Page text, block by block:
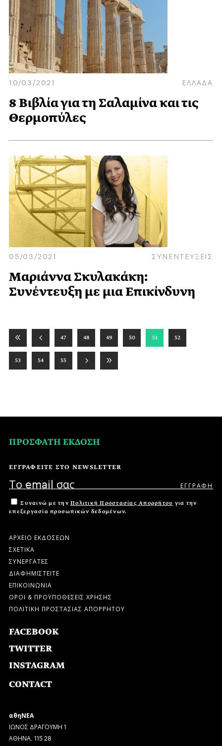
10/03/2021 ΕΛΛΑΔΑ
8 Βιβλία για τη Σαλαμίνα και τις
Θερμοπύλες
05/03/2021 ΣΥΝΕΝΤΕΥΞΕΙΣ
Μαριάννα Σκυλακάκη:
Συνέντευξη με μια Επικίνδυνη
47 48 49 50 51 52
53 54 55
ΠΡΟΣΦΑΤΗ ΕΚΔΟΣΗ
ΕΓΓΡΑΦΕΙΤΕ ΣΤΟ NEWSLETTER
Συναινώ με την Πολιτική Προστασίας Απορρήτου για την
επεξεργασία προσωπικών δεδομένων.
ΑΡΧΕΙΟ ΕΚΔΟΣΕΩΝ
ΣΧΕΤΙΚΑ
ΣΥΝΕΡΓΑΤΕΣ
ΔΙΑΦΗΜΙΣΤΕΙΤΕ
ΕΠΙΚΟΙΝΩΝΙΑ
ΟΡΟΙ & ΠΡΟΫΠΟΘΕΣΕΙΣ ΧΡΗΣΗΣ
ΠΟΛΙΤΙΚΗ ΠΡΟΣΤΑΣΙΑΣ ΑΠΟΡΡΗΤΟΥ
FACEBOOK
TWITTER
INSTAGRAM
CONTACT
αθηΝΕΑ
ΙΩΝΟΣ ΔΡΑΓΟΥΜΗ 1
ΑΘΗΝΑ, 115 28